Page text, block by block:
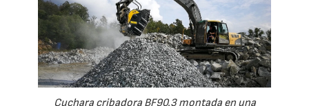
Cuchara cribadora BF90.3 montada en una